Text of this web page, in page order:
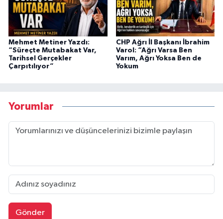
Mehmet Metiner Yazdı:
“Süreçte Mutabakat Var,
Tarihsel Gerçekler
Çarpıtılıyor”
CHP Ağrı İl Başkanı İbrahim
Varol: “Ağrı Varsa Ben
Varım, Ağrı Yoksa Ben de
Yokum
Yorumlar
Gönder